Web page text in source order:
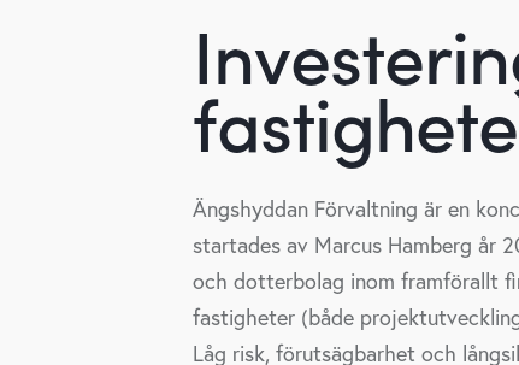
Investerin
fastighete
Ängshyddan Förvaltning är en
startades av Marcus Hamberg år
och dotterbolag inom framförallt
fastigheter (både
Låg risk, förutsägbarhet och